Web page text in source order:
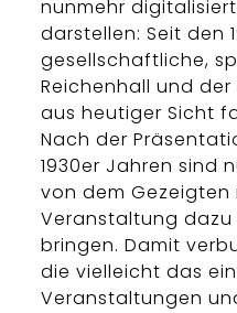
nunmehr
darstellen: Seit den
gesellschaftliche,
Reichenhall und
aus heutiger Sicht
Nach der
1930er Jahren sind
von dem
Veranstaltung dazu
bringen. Damit
die vielleicht das
Veranstaltungen